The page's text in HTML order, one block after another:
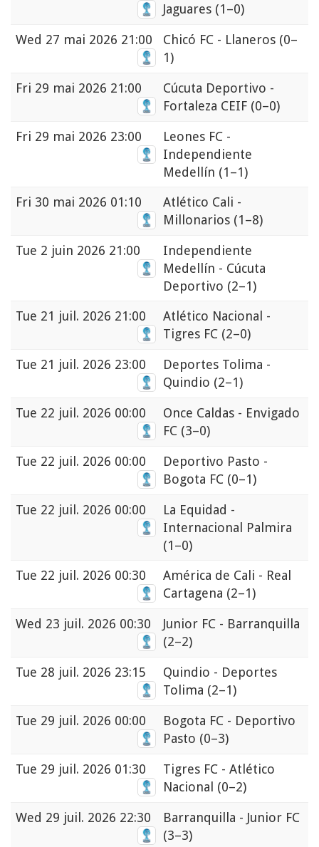
Jaguares (1–0)
Wed 27 mai 2026 21:00 Chicó FC - Llaneros (0–
1)
Fri 29 mai 2026 21:00
Cúcuta Deportivo -
Fortaleza CEIF (0–0)
Fri 29 mai 2026 23:00
Leones FC -
Independiente
Medellín (1–1)
Fri 30 mai 2026 01:10
Atlético Cali -
Millonarios (1–8)
Tue 2 juin 2026 21:00
Independiente
Medellín - Cúcuta
Deportivo (2–1)
Tue 21 juil. 2026 21:00
Atlético Nacional -
Tigres FC (2–0)
Tue 21 juil. 2026 23:00
Deportes Tolima -
Quindio (2–1)
Tue 22 juil. 2026 00:00
Once Caldas - Envigado
FC (3–0)
Tue 22 juil. 2026 00:00
Deportivo Pasto -
Bogota FC (0–1)
Tue 22 juil. 2026 00:00
La Equidad -
Internacional Palmira
(1–0)
Tue 22 juil. 2026 00:30
América de Cali - Real
Cartagena (2–1)
Wed 23 juil. 2026 00:30
Junior FC - Barranquilla
(2–2)
Tue 28 juil. 2026 23:15
Quindio - Deportes
Tolima (2–1)
Tue 29 juil. 2026 00:00
Bogota FC - Deportivo
Pasto (0–3)
Tue 29 juil. 2026 01:30
Tigres FC - Atlético
Nacional (0–2)
Wed 29 juil. 2026 22:30
Barranquilla - Junior FC
(3–3)